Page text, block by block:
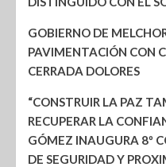
GOBIERNO DE
PAVIMENTACIÓN CON
CERRADA DOLORES
“CONSTRUIR LA PAZ
RECUPERAR LA
GÓMEZ INAUGURA 8º
DE SEGURIDAD Y